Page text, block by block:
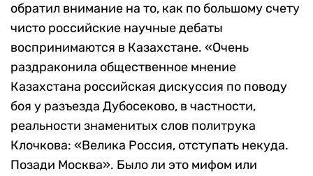
обратил внимание на то, как по большому счету
чисто российские научные дебаты
воспринимаются в Казахстане. «Очень
раздраконила общественное мнение
Казахстана российская дискуссия по поводу
боя у разъезда Дубосеково, в частности,
реальности знаменитых слов политрука
Клочкова: «Велика Россия, отступать некуда.
Позади Москва». Было ли это мифом или